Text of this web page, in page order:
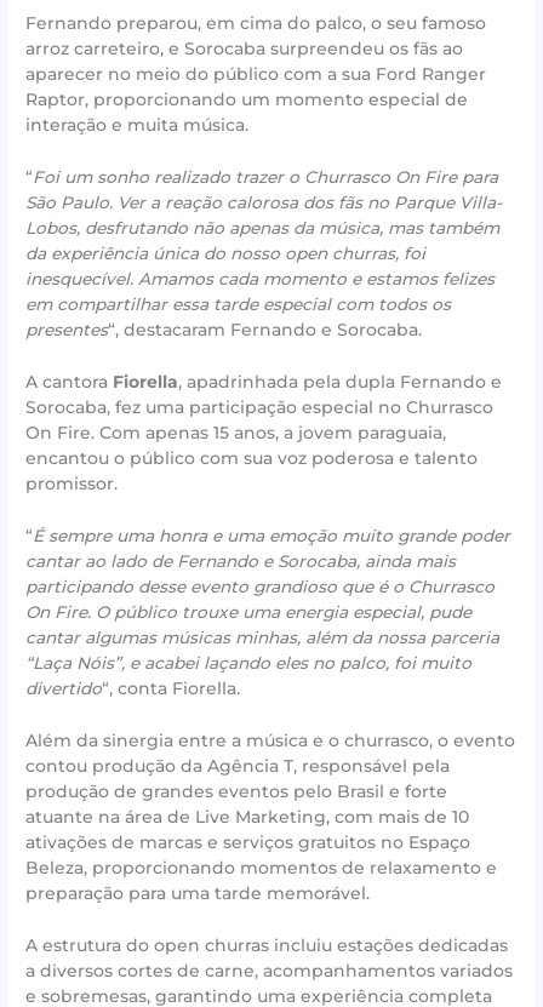
Fernando preparou, em cima do palco, o seu famoso
arroz carreteiro, e Sorocaba surpreendeu os fãs ao
aparecer no meio do público com a sua Ford Ranger
Raptor, proporcionando um momento especial de
interação e muita música.
“Foi um sonho realizado trazer o Churrasco On Fire para
São Paulo. Ver a reação calorosa dos fãs no Parque Villa-
Lobos, desfrutando não apenas da música, mas também
da experiência única do nosso open churras, foi
inesquecível. Amamos cada momento e estamos felizes
em compartilhar essa tarde especial com todos os
presentes“, destacaram Fernando e Sorocaba.
A cantora Fiorella, apadrinhada pela dupla Fernando e
Sorocaba, fez uma participação especial no Churrasco
On Fire. Com apenas 15 anos, a jovem paraguaia,
encantou o público com sua voz poderosa e talento
promissor.
“É sempre uma honra e uma emoção muito grande poder
cantar ao lado de Fernando e Sorocaba, ainda mais
participando desse evento grandioso que é o Churrasco
On Fire. O público trouxe uma energia especial, pude
cantar algumas músicas minhas, além da nossa parceria
“Laça Nóis”, e acabei laçando eles no palco, foi muito
divertido“, conta Fiorella.
Além da sinergia entre a música e o churrasco, o evento
contou produção da Agência T, responsável pela
produção de grandes eventos pelo Brasil e forte
atuante na área de Live Marketing, com mais de 10
ativações de marcas e serviços gratuitos no Espaço
Beleza, proporcionando momentos de relaxamento e
preparação para uma tarde memorável.
A estrutura do open churras incluiu estações dedicadas
a diversos cortes de carne, acompanhamentos variados
e sobremesas, garantindo uma experiência completa